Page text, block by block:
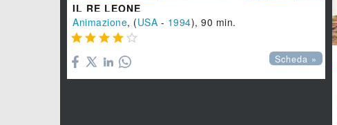
IL RE LEONE
Animazione, (USA - 1994), 90 min.
    
Scheda »